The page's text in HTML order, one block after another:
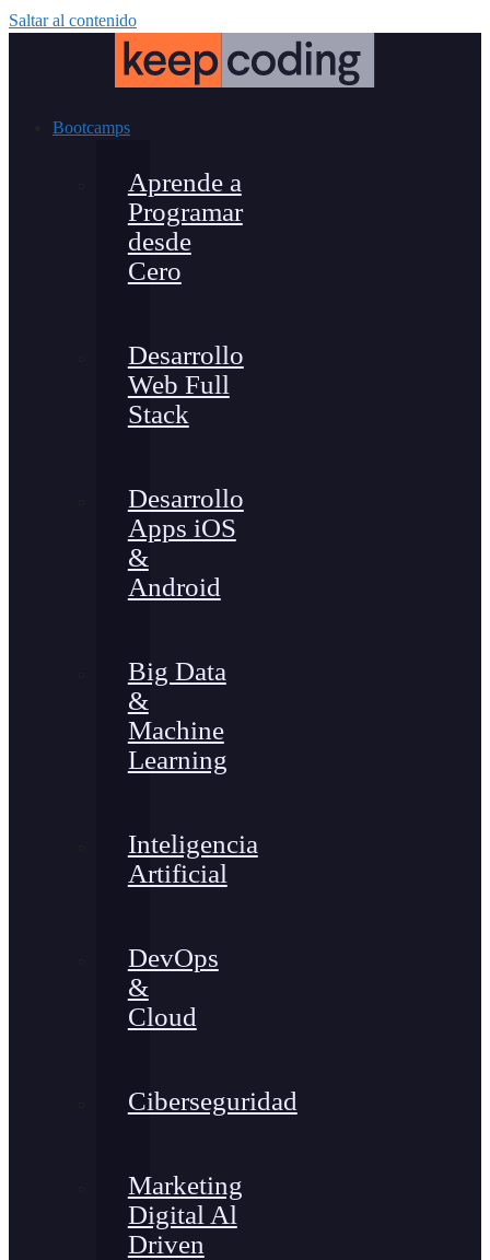
Saltar al contenido
Bootcamps
Aprende a
Programar
desde
Cero
Desarrollo
Web Full
Stack
Desarrollo
Apps iOS
&
Android
Big Data
&
Machine
Learning
Inteligencia
Artificial
DevOps
&
Cloud
Ciberseguridad
Marketing
Digital Al
Driven